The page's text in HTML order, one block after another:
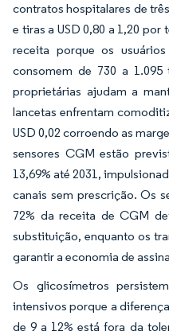
contratos hospitalares de
e tiras a USD 0,80 a 1,20
receita porque os
consomem de 730 a 1.095
proprietárias ajudam a
lancetas enfrentam
USD 0,02 corroendo as
sensores CGM estão
13,69% até 2031,
canais sem prescrição. Os
72% da receita de CGM
substituição, enquanto os
garantir a economia de
Os glicosímetros
intensivos porque a
de 9 a 12% está fora da